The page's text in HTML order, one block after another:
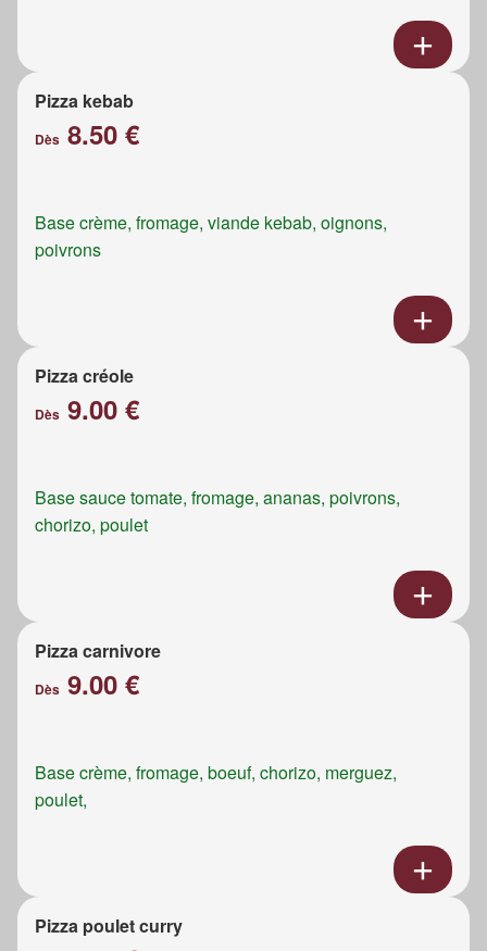
Pizza kebab
Dès 8.50 €
Base crème, fromage, viande kebab, oignons,
poivrons
Pizza créole
Dès 9.00 €
Base sauce tomate, fromage, ananas, poivrons,
chorizo, poulet
Pizza carnivore
Dès 9.00 €
Base crème, fromage, boeuf, chorizo, merguez,
poulet,
Pizza poulet curry